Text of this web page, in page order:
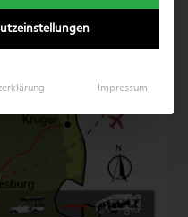
Impressum